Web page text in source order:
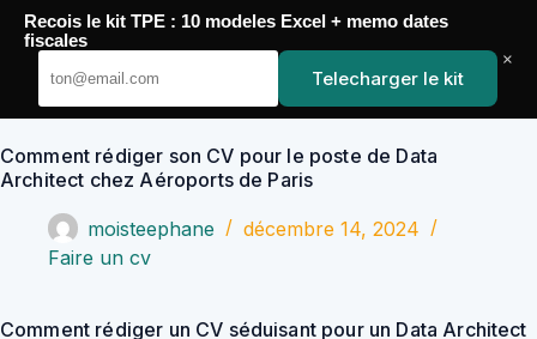
Passer
contenu
YoupiJobs
Comment rédiger son CV pour le poste de Data
Architect chez Aéroports de Paris
moisteephane
décembre 14, 2024
Faire un cv
Comment rédiger un CV séduisant pour un Data Architect
Recois le kit TPE : 10 modeles Excel + memo dates
fiscales
Telecharger le kit
×